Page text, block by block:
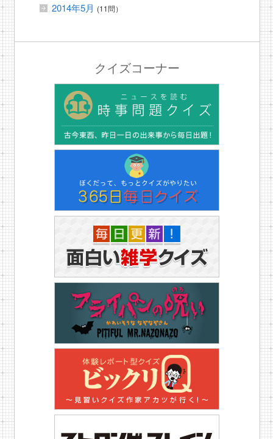
2014年5月 (11問）
クイズコーナー